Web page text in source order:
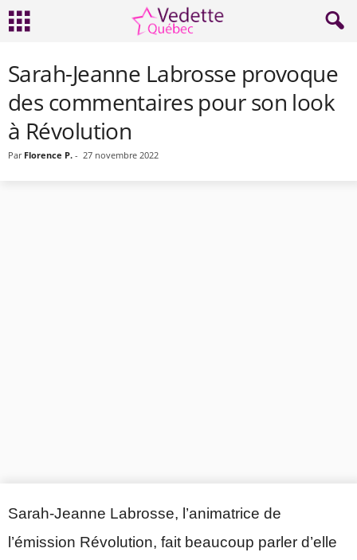
Sarah-Jeanne Labrosse provoque
des commentaires pour son look
à Révolution
Par Florence P. - 27 novembre 2022
Sarah-Jeanne Labrosse, l’animatrice de
l’émission Révolution, fait beaucoup parler d’elle